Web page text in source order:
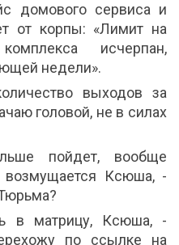
домового сервиса и
от корпы: «Лимит на
исчерпан,
недели».
выходов за
головой, не в силах
пойдет, вообще
возмущается Ксюша, -
в матрицу, Ксюша, -
по ссылке на